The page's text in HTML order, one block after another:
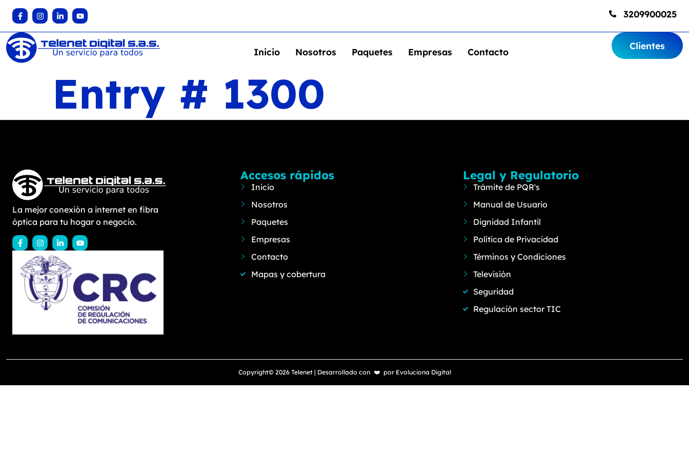
3209900025
Inicio Nosotros Paquetes Empresas Contacto
Clientes
Entry # 1300
La mejor conexión a internet en fibra
óptica para tu hogar o negocio.
Accesos rápidos
Inicio
Nosotros
Paquetes
Empresas
Contacto
Mapas y cobertura
Legal y Regulatorio
Trámite de PQR's
Manual de Usuario
Dignidad Infantil
Política de Privacidad
Términos y Condiciones
Televisión
Seguridad
Regulación sector TIC
Copyright© 2026 Telenet | Desarrollado con ❤️ por Evoluciona Digital